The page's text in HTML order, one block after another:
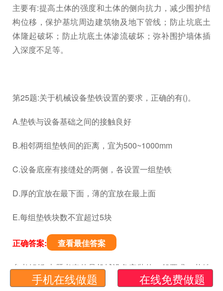
主要有:提高土体的强度和土体的侧向抗力，减少围护结
构位移，保护基坑周边建筑物及地下管线；防止坑底土
体隆起破坏；防止坑底土体渗流破坏；弥补围护墙体插
入深度不足等。
第25题:关于机械设备垫铁设置的要求，正确的有()。
A.垫铁与设备基础之间的接触良好
B.相邻两组垫铁间的距离，宜为500~1000mm
C.设备底座有接缝处的两侧，各设置一组垫铁
D.厚的宜放在最下面，薄的宜放在最上面
E.每组垫铁块数不宜超过5块
正确答案: 查看最佳答案
参考解析:本题考查的是机械设备安装的一般要求。垫铁
的设置应符合要求:(1)每组垫铁的面积符合现行国家标准
手机在线做题 在线免费做题